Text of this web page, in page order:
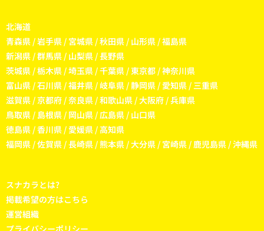
北海道
青森県 /岩手県 / 宮城県 /秋田県 / 山形県 /福島県
新潟県 /群馬県 / 山梨県 /長野県
茨城県 /栃木県 /埼玉県 /千葉県 /東京都 /神奈川県
富山県 /石川県 /福井県 /岐阜県 /静岡県 / 愛知県 /三重県
滋賀県 /京都府 /奈良県 /和歌山県 /大阪府 /兵庫県
鳥取県 / 島根県 / 岡山県 /広島県 / 山口県
徳島県 /香川県 / 愛媛県 / 高知県
福岡県 /佐賀県 /長崎県 /熊本県 /大分県 / 宮崎県 /鹿児島県 /沖縄県
スナカラとは?
掲載希望の方はこちら
運営組織